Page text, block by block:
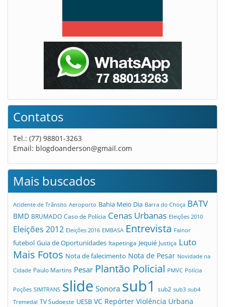
Contatos
Tel.: (77) 98801-3263
Email: blogdoanderson@gmail.com
Mais buscados
Acidente de Trânsito Aeroporto Bahia Meio Dia Barra do Choça BATV
BMD BRUMADO Caso de Polícia Cenas Urbanas Eleições 2010
Eleições 2012 Eleições 2016 EMBASA Entrevista Fainor
futebol Guia de Oportunidades Itapetinga Jequié Justiça Luto
Mais Fotos Nota de falecimento Nota de Pesar Novidade na
Cidade Paulo Martins Pesar Plantão Policial PMVC Polícia
Poções SIMTRANS slide Sonora sub1 sub2 sub3 sub4
Tremedal TV Sudoeste UESB VC Repórter Violência Urbana